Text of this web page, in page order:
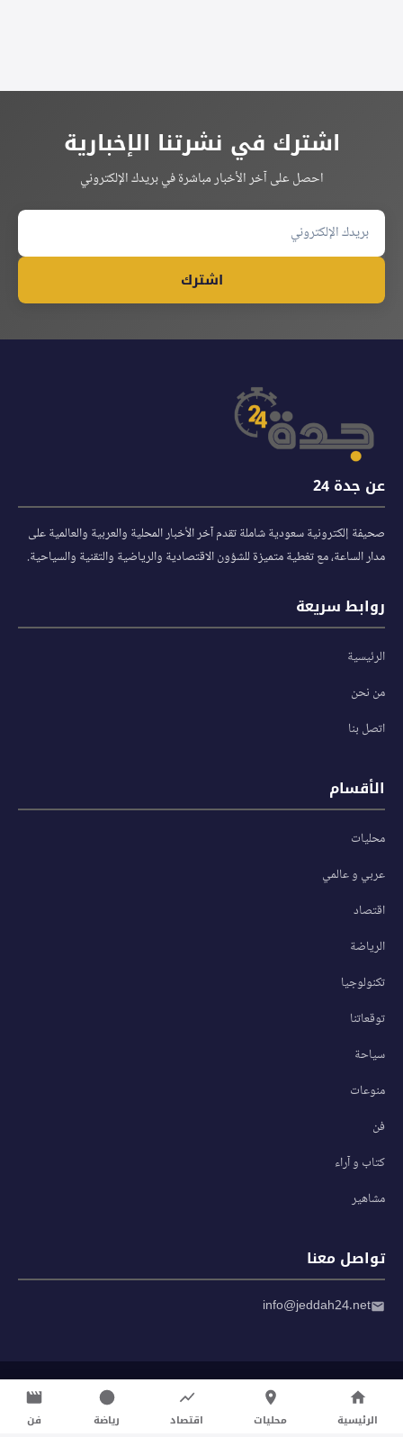
اشترك في نشرتنا الإخبارية
احصل على آخر الأخبار مباشرة في بريدك الإلكتروني
اشترك
عن جدة 24
صحيفة إلكترونية سعودية شاملة تقدم آخر الأخبار المحلية والعربية والعالمية على
مدار الساعة، مع تغطية متميزة للشؤون الاقتصادية والرياضية والتقنية والسياحية.
روابط سريعة
الرئيسية
من نحن
اتصل بنا
الأقسام
محليات
عربي و عالمي
اقتصاد
الرياضة
تكنولوجيا
توقعاتنا
سياحة
منوعات
فن
كتاب و آراء
مشاهير
تواصل معنا
info@jeddah24.net
سياسة الخصوصية
شروط الاستخدام
الرئيسية محليات اقتصاد رياضة فن